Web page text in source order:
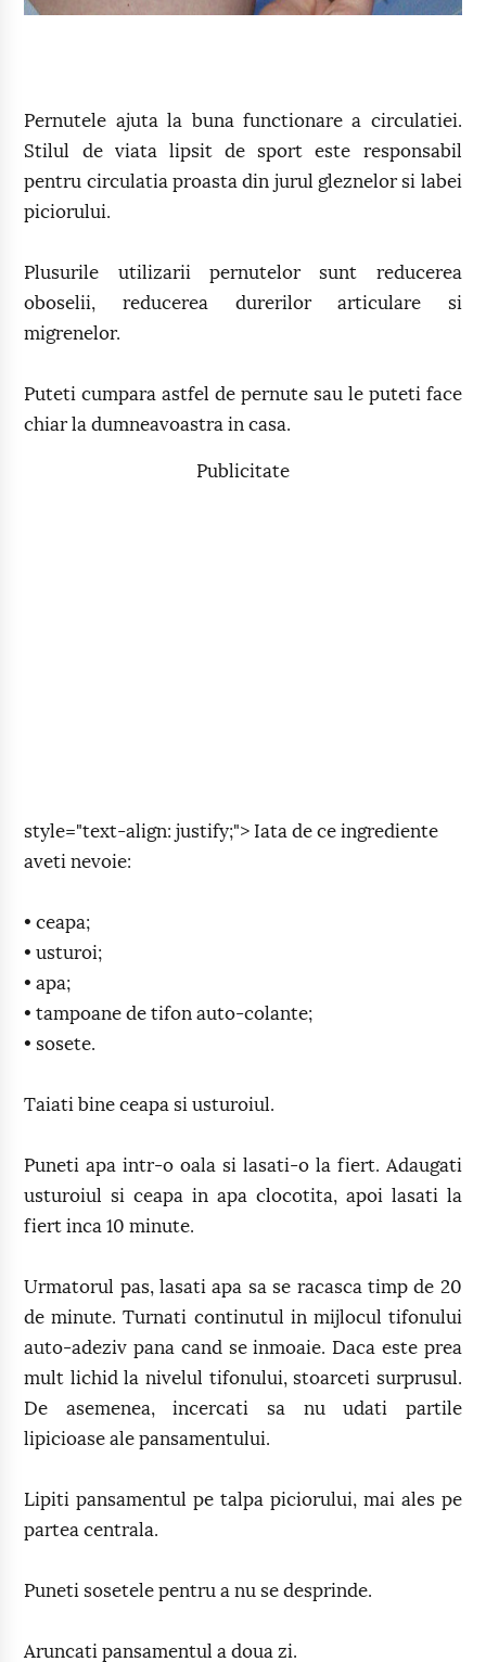
Pernutele ajuta la buna functionare a circulatiei.
Stilul de viata lipsit de sport este responsabil
pentru circulatia proasta din jurul gleznelor si labei
piciorului.
Plusurile utilizarii pernutelor sunt reducerea
oboselii, reducerea durerilor articulare si
migrenelor.
Puteti cumpara astfel de pernute sau le puteti face
chiar la dumneavoastra in casa.
Publicitate
style="text-align: justify;"> Iata de ce ingrediente
aveti nevoie:
• ceapa;
• usturoi;
• apa;
• tampoane de tifon auto-colante;
• sosete.
Taiati bine ceapa si usturoiul.
Puneti apa intr-o oala si lasati-o la fiert. Adaugati
usturoiul si ceapa in apa clocotita, apoi lasati la
fiert inca 10 minute.
Urmatorul pas, lasati apa sa se racasca timp de 20
de minute. Turnati continutul in mijlocul tifonului
auto-adeziv pana cand se inmoaie. Daca este prea
mult lichid la nivelul tifonului, stoarceti surprusul.
De asemenea, incercati sa nu udati partile
lipicioase ale pansamentului.
Lipiti pansamentul pe talpa piciorului, mai ales pe
partea centrala.
Puneti sosetele pentru a nu se desprinde.
Aruncati pansamentul a doua zi.